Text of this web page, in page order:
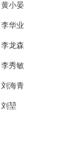
黄小晏
李华业
李龙森
李秀敏
刘海青
刘堃